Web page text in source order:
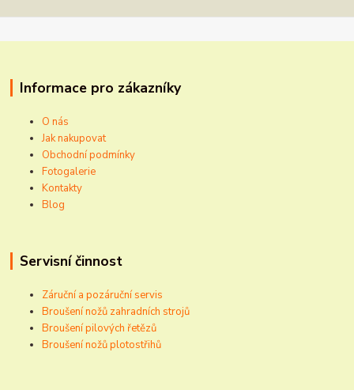
Informace pro zákazníky
O nás
Jak nakupovat
Obchodní podmínky
Fotogalerie
Kontakty
Blog
Servisní činnost
Záruční a pozáruční servis
Broušení nožů zahradních strojů
Broušení pilových řetězů
Broušení nožů plotostřihů